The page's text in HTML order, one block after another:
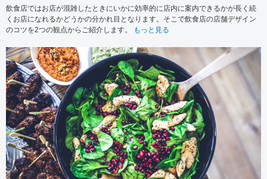
飲食店ではお店が混雑したときにいかに効率的に店内に案内できるかが長く続
くお店になれるかどうかの分かれ目となります。そこで飲食店の店舗デザイン
のコツを2つの観点からご紹介します。
もっと見る